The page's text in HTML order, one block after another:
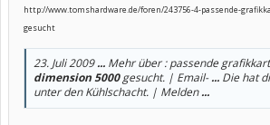
http://www.tomshardware.de/foren/243756-4-passende-
gesucht
23. Juli 2009... Mehr über : passende
dimension 5000gesucht. | Email-... Die hat
unter den Kühlschacht. | Melden...